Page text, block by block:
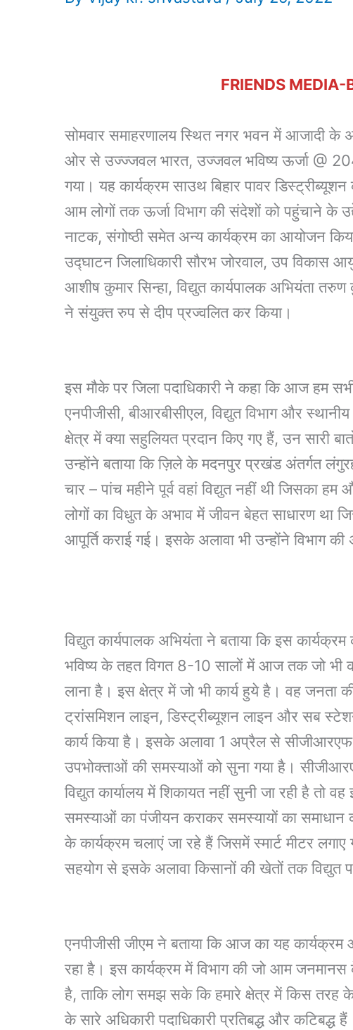
FRIENDS MEDIA-
सोमवार समाहरणालय स्थित नगर भवन में आजादी के
ओर से उज्ज्जवल भारत, उज्जवल भविष्य ऊर्जा @
गया। यह कार्यक्रम साउथ बिहार पावर
आम लोगों तक ऊर्जा विभाग की संदेशों को पहुंचाने के
नाटक, संगोष्ठी समेत अन्य कार्यक्रम का आयोजन
उद्घाटन जिलाधिकारी सौरभ जोरवाल, उप विकास
आशीष कुमार सिन्हा, विद्युत कार्यपालक अभियंता
ने संयुक्त रुप से दीप प्रज्वलित कर किया।
इस मौके पर जिला पदाधिकारी ने कहा कि आज हम
एनपीजीसी, बीआरबीसीएल, विद्युत विभाग और
क्षेत्र में क्या सहुलियत प्रदान किए गए हैं, उन सारी
उन्होंने बताया कि ज़िले के मदनपुर प्रखंड अंतर्गत
चार – पांच महीने पूर्व वहां विद्युत नहीं थी जिसका
लोगों का विधुत के अभाव में जीवन बेहत साधारण था
आपूर्ति कराई गई। इसके अलावा भी उन्होंने विभाग की
विद्युत कार्यपालक अभियंता ने बताया कि इस
भविष्य के तहत विगत 8-10 सालों में आज तक जो भी
लाना है। इस क्षेत्र में जो भी कार्य हुये है। वह जनता
ट्रांसमिशन लाइन, डिस्ट्रीब्यूशन लाइन और सब
कार्य किया है। इसके अलावा 1 अप्रैल से
उपभोक्ताओं की समस्याओं को सुना गया है।
विद्युत कार्यालय में शिकायत नहीं सुनी जा रही है तो
समस्याओं का पंजीयन कराकर समस्यायों का समाधान
के कार्यक्रम चलाएं जा रहे हैं जिसमें स्मार्ट मीटर
सहयोग से इसके अलावा किसानों की खेतों तक विद्युत
एनपीजीसी जीएम ने बताया कि आज का यह
रहा है। इस कार्यक्रम में विभाग की जो आम जनमानस
है, ताकि लोग समझ सके कि हमारे क्षेत्र में किस तरह
के सारे अधिकारी पदाधिकारी प्रतिबद्ध और